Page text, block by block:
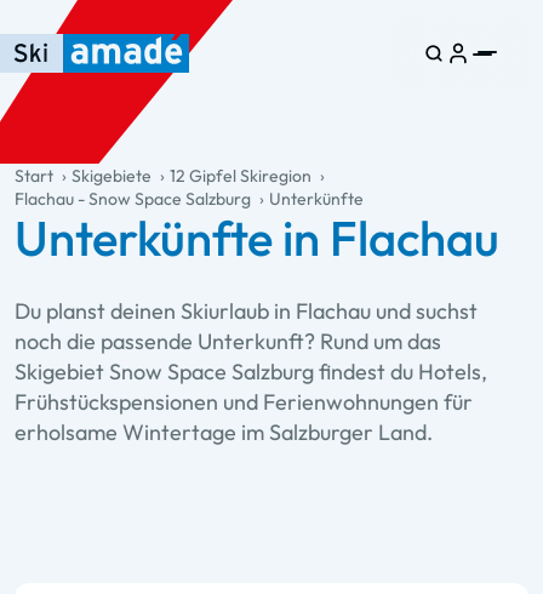
Zum Haupt-Inhalt springen
Springe zur Tabelle
Zur Haupt-Navigation springen
general.table-of-content
Start Skigebiete
12 Gipfel Skiregion
Flachau - Snow Space Salzburg
Unterkünfte
Unterkünfte in Flachau
Du planst deinen Skiurlaub in Flachau und suchst
noch die passende Unterkunft? Rund um das
Skigebiet Snow Space Salzburg findest du Hotels,
Frühstückspensionen und Ferienwohnungen für
erholsame Wintertage im Salzburger Land.